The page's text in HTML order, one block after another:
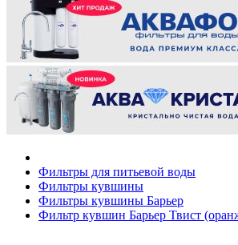
Фильтры для питьевой воды
Фильтры кувшины
Фильтры кувшины Барьер
Фильтр кувшин Барьер Твист